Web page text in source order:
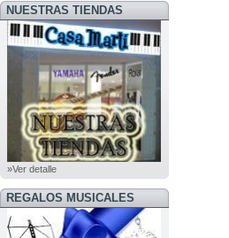
NUESTRAS TIENDAS
»Ver detalle
REGALOS MUSICALES